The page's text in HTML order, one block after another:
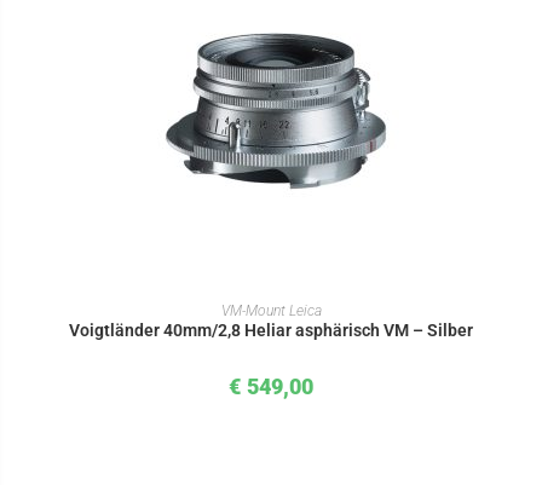
IN DEN WARENKORB
VM-Mount Leica
Voigtländer 40mm/2,8 Heliar asphärisch VM – Silber
€ 549,00